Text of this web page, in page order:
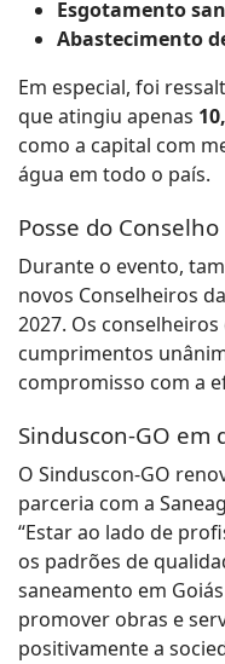
Esgotamento
Abastecimento
Em especial, foi
que atingiu apenas
como a capital com
água em todo o país.
Posse do Conselho
Durante o evento,
novos Conselheiros
2027. Os
cumprimentos
compromisso com a
Sinduscon-GO em
O Sinduscon-GO
parceria com a
“Estar ao lado de
os padrões de
saneamento em
promover obras e
positivamente a